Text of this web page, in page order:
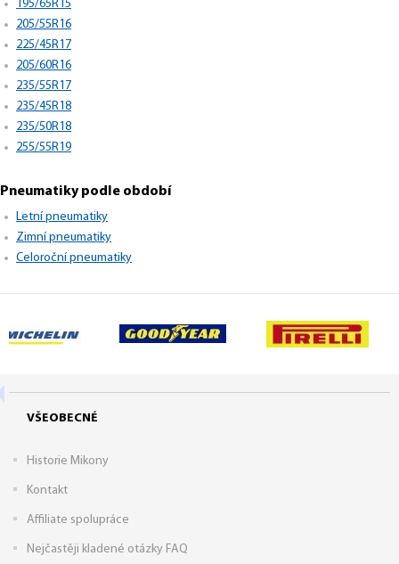
195/65R15
205/55R16
225/45R17
205/60R16
235/55R17
235/45R18
235/50R18
255/55R19
Pneumatiky podle období
Letní pneumatiky
Zimní pneumatiky
Celoroční pneumatiky
VŠEOBECNÉ
Historie Mikony
Kontakt
Affiliate spolupráce
Nejčastěji kladené otázky FAQ